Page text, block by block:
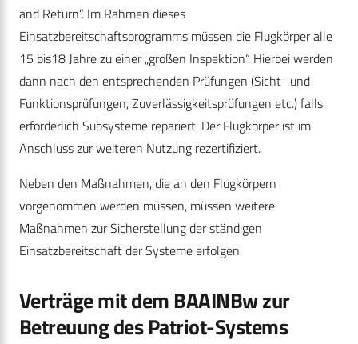
and Return“. Im Rahmen dieses
Einsatzbereitschaftsprogramms müssen die Flugkörper alle
15 bis18 Jahre zu einer „großen Inspektion“. Hierbei werden
dann nach den entsprechenden Prüfungen (Sicht- und
Funktionsprüfungen, Zuverlässigkeitsprüfungen etc.) falls
erforderlich Subsysteme repariert. Der Flugkörper ist im
Anschluss zur weiteren Nutzung rezertifiziert.
Neben den Maßnahmen, die an den Flugkörpern
vorgenommen werden müssen, müssen weitere
Maßnahmen zur Sicherstellung der ständigen
Einsatzbereitschaft der Systeme erfolgen.
Verträge mit dem BAAINBw zur
Betreuung des Patriot-Systems